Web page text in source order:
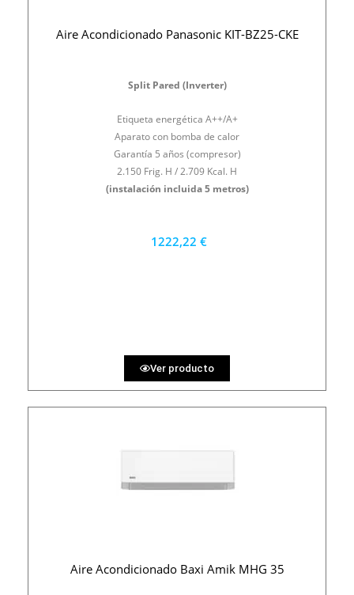
Aire Acondicionado Panasonic KIT-BZ25-CKE
Split Pared (Inverter)
Etiqueta energética A++/A+
Aparato con bomba de calor
Garantía 5 años (compresor)
2.150 Frig. H / 2.709 Kcal. H
(instalación incluida 5 metros)
1222,22 €
Ver producto
Aire Acondicionado Baxi Amik MHG 35